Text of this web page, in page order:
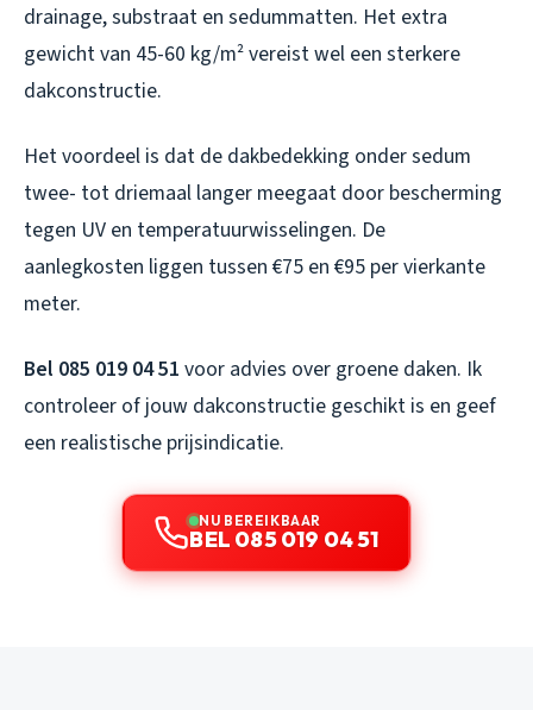
drainage, substraat en sedummatten. Het extra
gewicht van 45-60 kg/m² vereist wel een sterkere
dakconstructie.
Het voordeel is dat de dakbedekking onder sedum
twee- tot driemaal langer meegaat door bescherming
tegen UV en temperatuurwisselingen. De
aanlegkosten liggen tussen €75 en €95 per vierkante
meter.
Bel 085 019 04 51 voor advies over groene daken. Ik
controleer of jouw dakconstructie geschikt is en geef
een realistische prijsindicatie.
NU BEREIKBAAR
BEL 085 019 04 51